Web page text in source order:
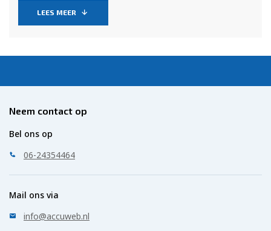
wilt aansluiten om 12 Volt te behouden.
LEES MEER
Neem contact op
Bel ons op
06-24354464
Mail ons via
info@accuweb.nl